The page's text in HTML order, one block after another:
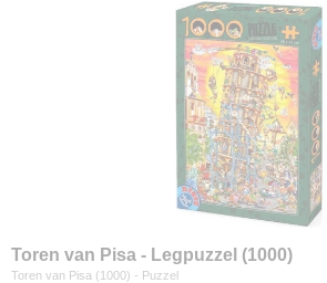
Toren van Pisa - Legpuzzel (1000)
Toren van Pisa (1000) - Puzzel